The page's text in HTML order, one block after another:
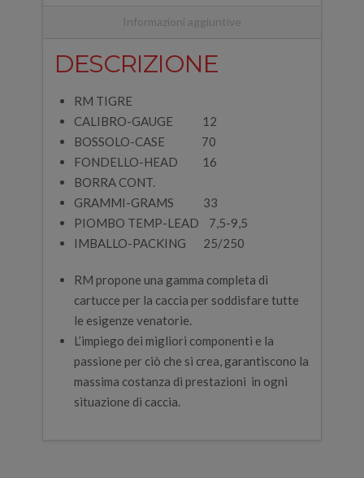
Informazioni aggiuntive
DESCRIZIONE
RM TIGRE
CALIBRO-GAUGE 12
BOSSOLO-CASE 70
FONDELLO-HEAD 16
BORRA CONT.
GRAMMI-GRAMS 33
PIOMBO TEMP-LEAD 7,5-9,5
IMBALLO-PACKING 25/250
RM propone una gamma completa di
cartucce per la caccia per soddisfare tutte
le esigenze venatorie.
L’impiego dei migliori componenti e la
passione per ciò che si crea, garantiscono la
massima costanza di prestazioni in ogni
situazione di caccia.